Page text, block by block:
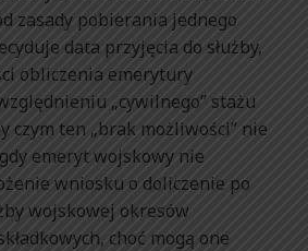
zasady pobierania jednego
data przyjęcia do służby,
obliczenia emerytury
„cywilnego” stażu
czym ten „brak możliwości” nie
emeryt wojskowy nie
wniosku o doliczenie po
wojskowej okresów
choć mogą one